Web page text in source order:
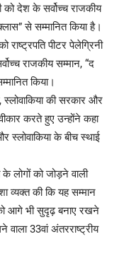
को देश के सर्वोच्च राजकीय
से सम्मानित किया है।
राष्ट्रपति पीटर पेलेग्रिनी
राजकीय सम्मान, “द
किया।
स्लोवाकिया की सरकार और
करते हुए उन्होंने कहा
स्लोवाकिया के बीच स्थाई
लोगों को जोड़ने वाली
व्यक्त की कि यह सम्मान
को आगे भी सुदृढ़ बनाए रखने
वाला 33वां अंतरराष्ट्रीय